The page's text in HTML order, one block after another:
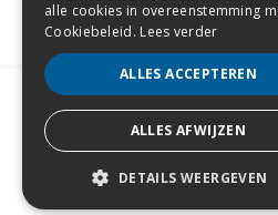
Copyright © 2022
Sitemap–Cookie Policy
Website laten maken
alle cookies in overeenstemming
Cookiebeleid. Lees verder
ALLES ACCEPTEREN
ALLES AFWIJZEN
DETAILS WEERGEVEN